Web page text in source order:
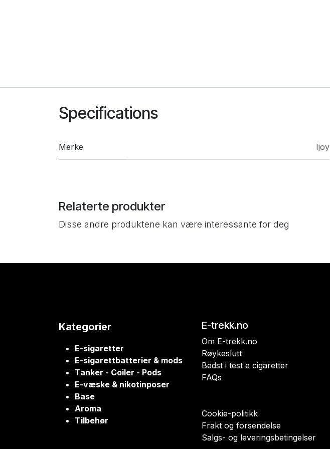
Specifications
Merke Ijoy
Relaterte produkter
Disse andre produktene kan være interessante for deg
Kategorier
E-sigaretter
E-sigarettbatterier & mods
Tanker - Coiler - Pods
E-væske & nikotinposer
Base
Aroma
Tilbehør
E-trekk.no
Om E-trekk.no
Røykeslutt
Bedst i test e cigaretter
FAQs
Cookie-politikk
Frakt og forsendelse
Salgs- og leveringsbetingelser